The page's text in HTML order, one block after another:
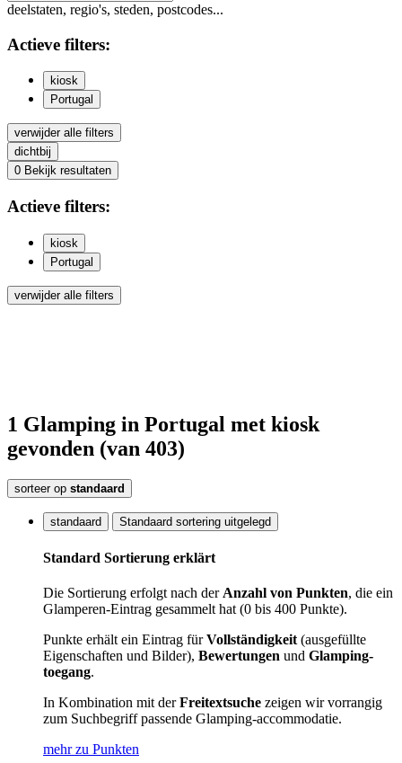
deelstaten, regio's, steden, postcodes...
Actieve filters:
kiosk
Portugal
verwijder alle filters
dichtbij
0 Bekijk resultaten
Actieve filters:
kiosk
Portugal
verwijder alle filters
1 Glamping in Portugal met kiosk
gevonden (van 403)
sorteer op standaard
standaard Standaard sortering uitgelegd
Standard Sortierung erklärt
Die Sortierung erfolgt nach der Anzahl von Punkten, die ein
Glamperen-Eintrag gesammelt hat (0 bis 400 Punkte).
Punkte erhält ein Eintrag fürVollständigkeit (ausgefüllte
Eigenschaften und Bilder), Bewertungen und Glamping-
toegang.
In Kombination mit derFreitextsuche zeigen wir vorrangig
zum Suchbegriff passende Glamping-accommodatie.
mehr zu Punkten